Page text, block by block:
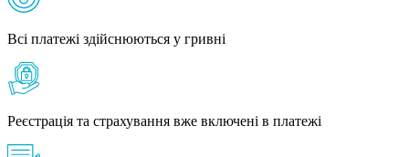
Всі платежі здійснюються у гривні
Реєстрація та страхування вже включені в платежі